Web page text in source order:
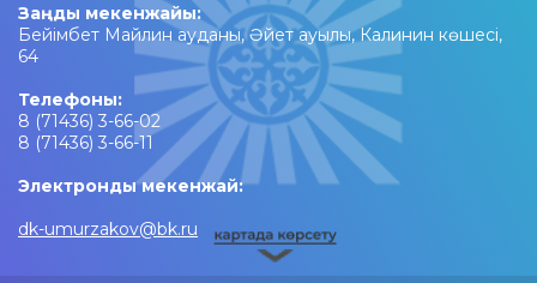
Заңды мекенжайы:
Бейімбет Майлин ауданы, Әйет ауылы, Калинин көшесі,
64
Телефоны:
8 (71436) 3-66-02
8 (71436) 3-66-11
Электронды мекенжай:
dk-umurzakov@bk.ru